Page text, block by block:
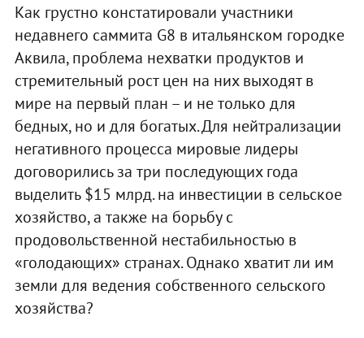
Как грустно констатировали участники
недавнего саммита G8 в итальянском городке
Аквила, проблема нехватки продуктов и
стремительный рост цен на них выходят в
мире на первый план – и не только для
бедных, но и для богатых. Для нейтрализации
негативного процесса мировые лидеры
договорились за три последующих года
выделить $15 млрд. на инвестиции в сельское
хозяйство, а также на борьбу с
продовольственной нестабильностью в
«голодающих» странах. Однако хватит ли им
земли для ведения собственного сельского
хозяйства?